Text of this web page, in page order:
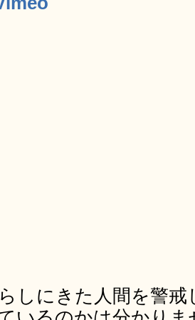
しにきた人間を警